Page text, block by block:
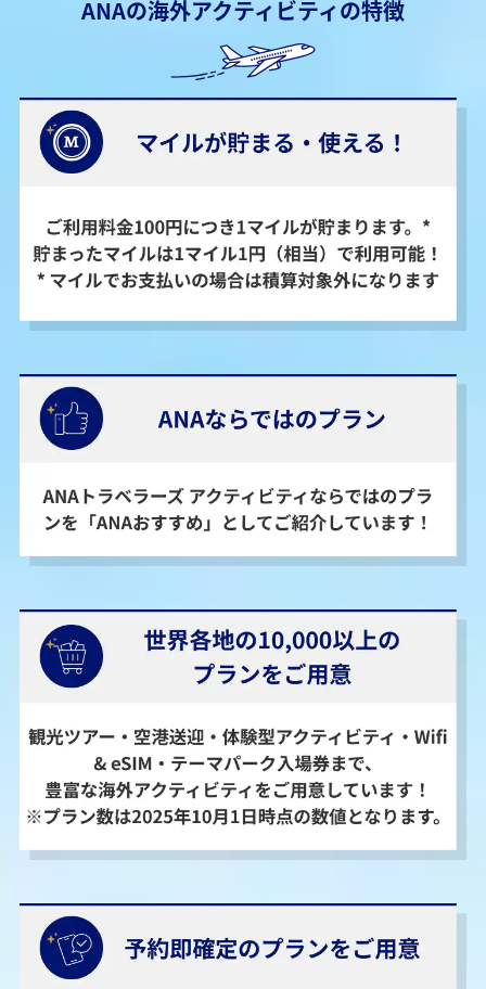
ANAの海外アクティビティの特徴